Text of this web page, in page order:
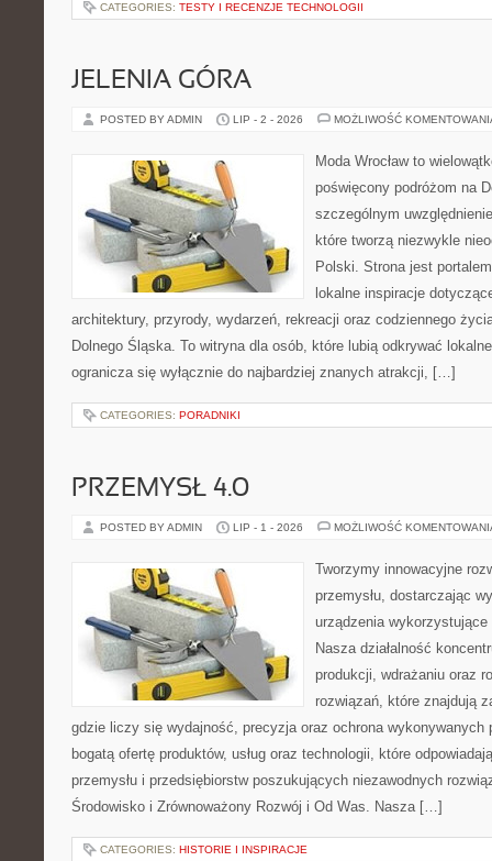
CATEGORIES: TESTY I RECENZJE TECHNOLOGII
JELENIA GÓRA
POSTED BY ADMIN LIP - 2 - 2026 MOŻLIWOŚĆ
Moda Wrocław to
poświęcony podróżom na
szczególnym
które tworzą niezwykle
Polski. Strona jest
lokalne inspiracje
architektury, przyrody, wydarzeń, rekreacji oraz codziennego
Dolnego Śląska. To witryna dla osób, które lubią odkrywać
ogranicza się wyłącznie do najbardziej znanych atrakcji, […]
CATEGORIES: PORADNIKI
PRZEMYSŁ 4.0
POSTED BY ADMIN LIP - 1 - 2026 MOŻLIWOŚĆ
Tworzymy innowacyjne
przemysłu, dostarczając
urządzenia
Nasza działalność
produkcji, wdrażaniu oraz
rozwiązań, które znajdują
gdzie liczy się wydajność, precyzja oraz ochrona wykonywanych
bogatą ofertę produktów, usług oraz technologii, które
przemysłu i przedsiębiorstw poszukujących niezawodnych
Środowisko i Zrównoważony Rozwój i Od Was. Nasza […]
CATEGORIES: HISTORIE I INSPIRACJE